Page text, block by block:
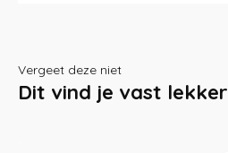
Vergeet deze niet
Dit vind je vast lekker